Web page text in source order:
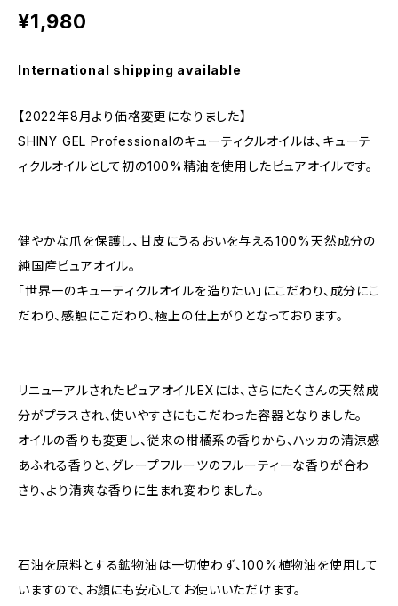
¥1,980
International shipping available
【2022年8月より価格変更になりました】
SHINY GEL Professionalのキューティクルオイルは、キューテ
ィクルオイルとして初の100%精油を使用したピュアオイルです。
健やかな爪を保護し、甘皮にうるおいを与える100%天然成分の
純国産ピュアオイル。
「世界一のキューティクルオイルを造りたい」にこだわり、成分にこ
だわり、感触にこだわり、極上の仕上がりとなっております。
リニューアルされたピュアオイルEXには、さらにたくさんの天然成
分がプラスされ、使いやすさにもこだわった容器となりました。
オイルの香りも変更し、従来の柑橘系の香りから、ハッカの清涼感
あふれる香りと、グレープフルーツのフルーティーな香りが合わ
さり、より清爽な香りに生まれ変わりました。
石油を原料とする鉱物油は一切使わず、100%植物油を使用して
いますので、お顔にも安心してお使いいただけます。